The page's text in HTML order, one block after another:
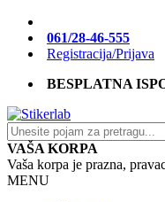
061/28-46-555
Registracija/Prijava
BESPLATNA
VAŠA KORPA
Vaša korpa je prazna,
MENU